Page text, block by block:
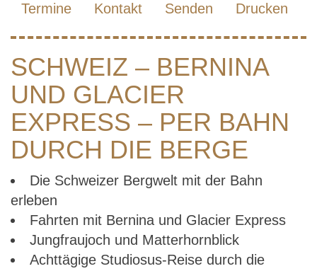
Termine Kontakt Senden Drucken
SCHWEIZ – BERNINA
UND GLACIER
EXPRESS – PER BAHN
DURCH DIE BERGE
Die Schweizer Bergwelt mit der Bahn
erleben
Fahrten mit Bernina und Glacier Express
Jungfraujoch und Matterhornblick
Achttägige Studiosus-Reise durch die